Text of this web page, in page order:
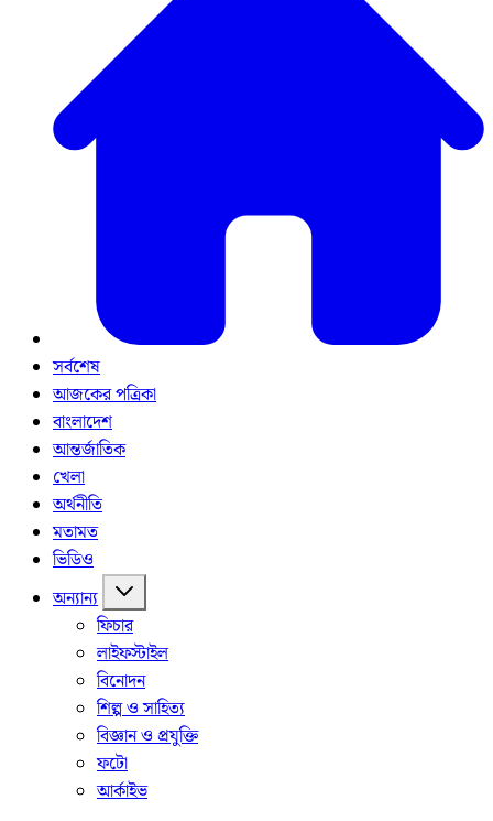
সর্বশেষ
আজকের পত্রিকা
বাংলাদেশ
আন্তর্জাতিক
খেলা
অর্থনীতি
মতামত
ভিডিও
অন্যান্য
ফিচার
লাইফস্টাইল
বিনোদন
শিল্প ও সাহিত্য
বিজ্ঞান ও প্রযুক্তি
ফটো
আর্কাইভ